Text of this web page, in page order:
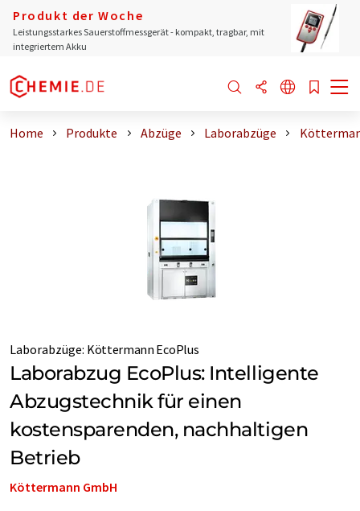
Produkt der Woche
Leistungsstarkes Sauerstoffmessgerät - kompakt, tragbar, mit
integriertem Akku
Home Produkte Abzüge Laborabzüge
Laborabzüge: Köttermann EcoPlus
Laborabzug EcoPlus: Intelligente
Abzugstechnik für einen
kostensparenden, nachhaltigen
Betrieb
Köttermann GmbH